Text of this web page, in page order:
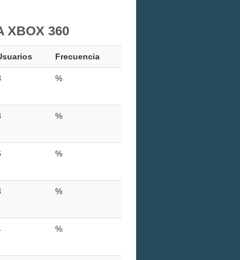
XBOX 360
Frecuencia
%
%
%
%
%